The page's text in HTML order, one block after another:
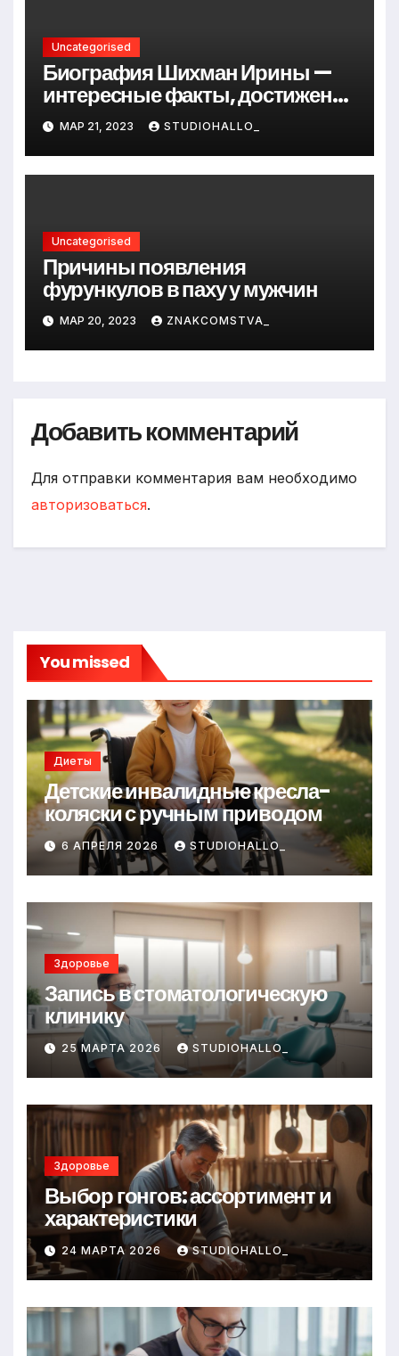
Uncategorised
Биография Шихман Ирины —
интересные факты, достижения
и путь к успеху
МАР 21, 2023 STUDIOHALLO_
Uncategorised
Причины появления
фурункулов в паху у мужчин
МАР 20, 2023 ZNAKCOMSTVA_
Добавить комментарий
Для отправки комментария вам необходимо
авторизоваться.
You missed
Диеты
Детские инвалидные кресла-
коляски с ручным приводом
6 АПРЕЛЯ 2026 STUDIOHALLO_
Здоровье
Запись в стоматологическую
клинику
25 МАРТА 2026 STUDIOHALLO_
Здоровье
Выбор гонгов: ассортимент и
характеристики
24 МАРТА 2026 STUDIOHALLO_